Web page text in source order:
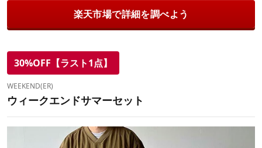
楽天市場で詳細を調べよう
30%OFF【ラスト1点】
WEEKEND(ER)
ウィークエンドサマーセット